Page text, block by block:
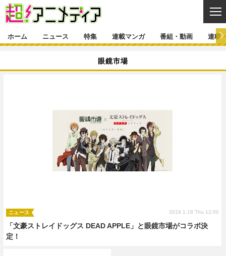
イベント
声優 コスプレ
ラキりす
連載マンガ一覧
番組・動画一覧
動画
連載・ブログ一覧 コラム
ホーム ニュース 特集 連載マンガ 番組・動画 連載
眼鏡市場
「文豪ストレイドッグス DEAD APPLE」と眼鏡市場がコラボ決
定！
ニュース 2018.1.18 Thu 12:00